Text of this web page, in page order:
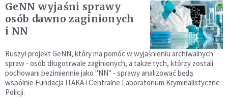
GeNN wyjaśni sprawy
osób dawno zaginionych
i NN
Ruszył projekt GeNN, który ma pomóc w wyjaśnieniu archiwalnych
spraw - osób długotrwale zaginionych, a także tych, którzy zostali
pochowani bezimiennie jako "NN" - sprawy analizować będą
wspólnie Fundacja ITAKA i Centralne Laboratorium Kryminalistyczne
Policji.